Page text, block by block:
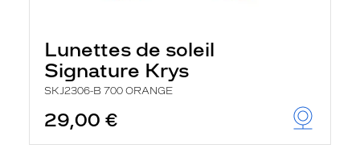
Lunettes de soleil
Signature Krys
SKJ2306-B 700 ORANGE
29,00 €